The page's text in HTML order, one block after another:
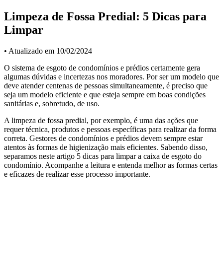
Limpeza de Fossa Predial: 5 Dicas para
Limpar
• Atualizado em 10/02/2024
O sistema de esgoto de condomínios e prédios certamente gera
algumas dúvidas e incertezas nos moradores. Por ser um modelo que
deve atender centenas de pessoas simultaneamente, é preciso que
seja um modelo eficiente e que esteja sempre em boas condições
sanitárias e, sobretudo, de uso.
A limpeza de fossa predial, por exemplo, é uma das ações que
requer técnica, produtos e pessoas específicas para realizar da forma
correta. Gestores de condomínios e prédios devem sempre estar
atentos às formas de higienização mais eficientes. Sabendo disso,
separamos neste artigo 5 dicas para limpar a caixa de esgoto do
condomínio. Acompanhe a leitura e entenda melhor as formas certas
e eficazes de realizar esse processo importante.